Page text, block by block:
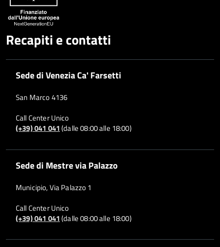
Recapiti e contatti
Sede di Venezia Ca' Farsetti
San Marco 4136
Call Center Unico
(+39) 041 041(dalle 08:00 alle 18:00)
Sede di Mestre via Palazzo
Municipio, Via Palazzo 1
Call Center Unico
(+39) 041 041(dalle 08:00 alle 18:00)